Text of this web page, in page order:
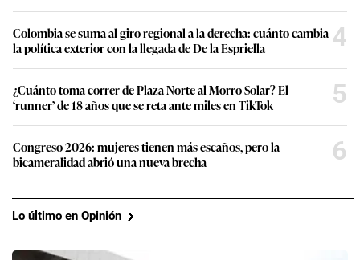
Colombia se suma al giro regional a la derecha: cuánto cambia
la política exterior con la llegada de De la Espriella
4
¿Cuánto toma correr de Plaza Norte al Morro Solar? El
‘runner’ de 18 años que se reta ante miles en TikTok
5
Congreso 2026: mujeres tienen más escaños, pero la
bicameralidad abrió una nueva brecha
6
Lo último en Opinión